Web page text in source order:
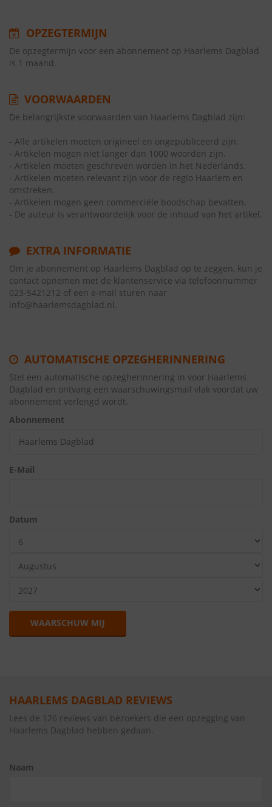
OPZEGTERMIJN
De opzegtermijn voor een abonnement op Haarlems Dagblad
is 1 maand.
VOORWAARDEN
De belangrijkste voorwaarden van Haarlems Dagblad zijn:
- Alle artikelen moeten origineel en ongepubliceerd zijn.
- Artikelen mogen niet langer dan 1000 woorden zijn.
- Artikelen moeten geschreven worden in het Nederlands.
- Artikelen moeten relevant zijn voor de regio Haarlem en
omstreken.
- Artikelen mogen geen commerciële boodschap bevatten.
- De auteur is verantwoordelijk voor de inhoud van het artikel.
EXTRA INFORMATIE
Om je abonnement op Haarlems Dagblad op te zeggen, kun je
contact opnemen met de klantenservice via telefoonnummer
023-5421212 of een e-mail sturen naar
info@haarlemsdagblad.nl.
AUTOMATISCHE OPZEGHERINNERING
Stel een automatische opzegherinnering in voor Haarlems
Dagblad en ontvang een waarschuwingsmail vlak voordat uw
abonnement verlengd wordt.
Abonnement
E-Mail
Datum
WAARSCHUW MIJ
HAARLEMS DAGBLAD REVIEWS
Lees de 126 reviews van bezoekers die een opzegging van
Haarlems Dagblad hebben gedaan.
Naam